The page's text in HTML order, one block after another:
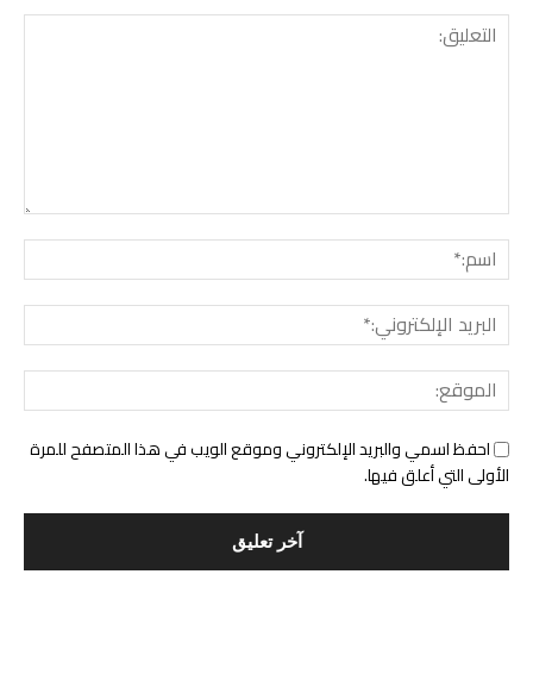
التعليق:
احفظ اسمي والبريد الإلكتروني وموقع الويب في هذا المتصفح للمرة
الأولى التي أعلق فيها.